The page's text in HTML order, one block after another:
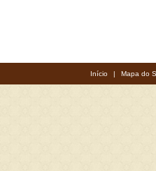
Início | Mapa do